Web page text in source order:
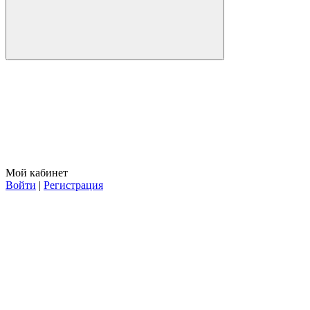
Мой кабинет
Войти | Регистрация